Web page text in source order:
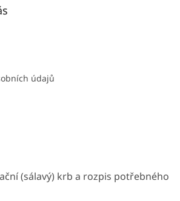
údajů
(sálavý) krb a rozpis potřebného